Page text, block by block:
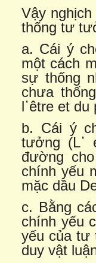
Vậy
thống tư
a. Cái ý
một cách
sự thống
chưa
l᾿être et du
b. Cái ý
tưởng (L᾿
đường
chính yếu
mặc dầu
c. Bằng
chính yếu
yếu của tư
duy vật